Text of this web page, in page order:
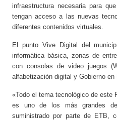
infraestructura necesaria para
tengan acceso a las nuevas
diferentes contenidos virtuales.
El punto Vive Digital del
informática básica, zonas de
con consolas de video juegos
alfabetización digital y Gobierno en
«Todo el tema tecnológico de
es uno de los más grandes
suministrado por parte de ETB,